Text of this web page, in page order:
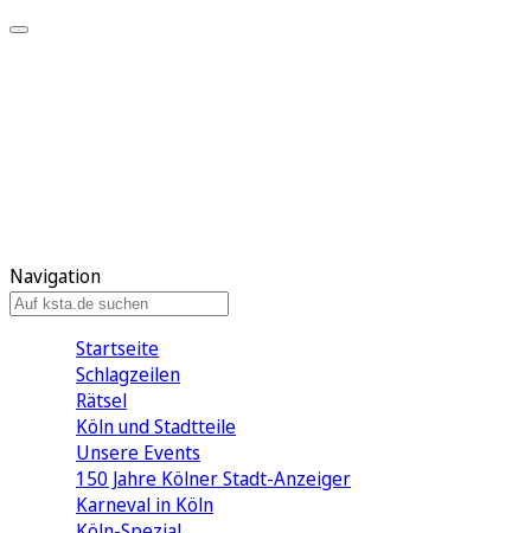
Navigation
Startseite
Schlagzeilen
Rätsel
Köln und Stadtteile
Unsere Events
150 Jahre Kölner Stadt-Anzeiger
Karneval in Köln